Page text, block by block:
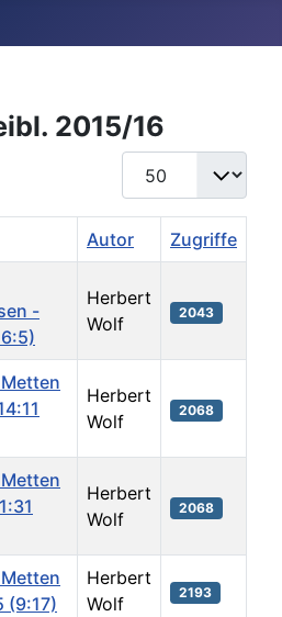
2015/16
Anzeige #
Autor Zugriffe
-
Herbert
Wolf
2043
Herbert
Wolf
2068
Herbert
Wolf
2068
(9:17)
Herbert
Wolf
2193